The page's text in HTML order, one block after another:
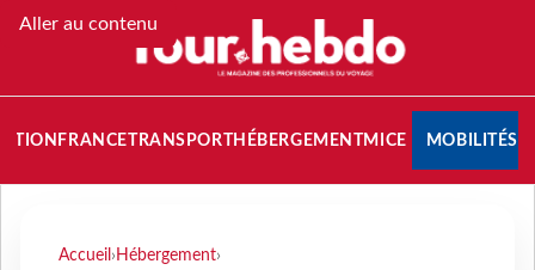
Aller au contenu
FRANCETRANSPORT HÉBERGEMENTMICE MOBILITÉS
Accueil › Hébergement›